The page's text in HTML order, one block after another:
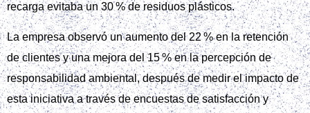
recarga evitaba un 30 % de residuos plásticos.
La empresa observó un aumento del 22 % en la retención
de clientes y una mejora del 15 % en la percepción de
responsabilidad ambiental, después de medir el impacto de
esta iniciativa a través de encuestas de satisfacción y